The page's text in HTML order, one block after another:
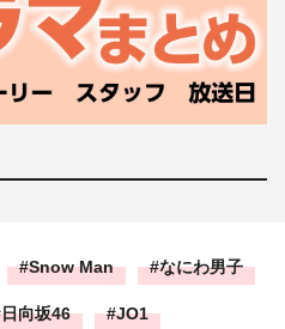
Snow Man なにわ男子
日向坂46 JO1